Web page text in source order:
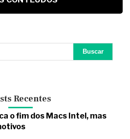
Recentes
o fim dos Macs Intel, mas